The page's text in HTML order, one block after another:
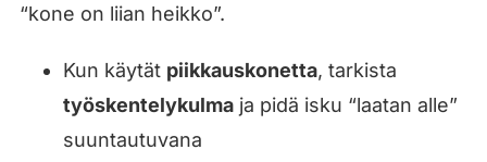
“kone on liian heikko”.
Kun käytät piikkauskonetta, tarkista
työskentelykulmaja pidä isku “laatan alle”
suuntautuvana